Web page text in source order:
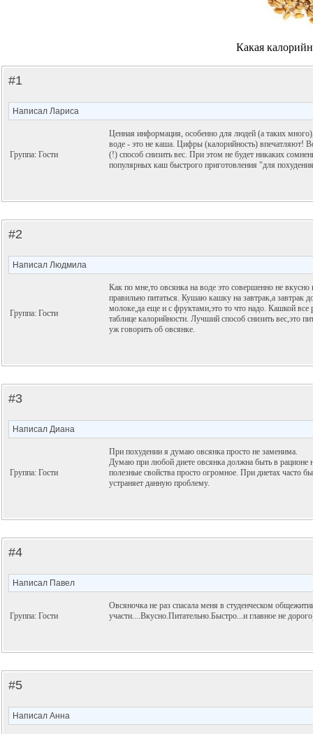
Какая
#1
Написал Лариса
Группа: Гости
Ценная информация, особенно для людей (а таких
воде - это не каша. Цифры (калорийность) впечатляют!
(!) способ снизить вес. При этом не будет никаких
популярных каш быстрого приготовления "для
#2
Написал Людмила
Группа: Гости
Как по мне,то овсянка на воде это совершенно не
правильно питаться. Кушаю кашку на завтрак,а завтрак
молоке,да еще и с фруктами,это то что надо. Кашкой все
таблице калорийности. Лучший способ снизить вес,это
уж говорить об овсянке.
#3
Написал Диана
Группа: Гости
При похудении я думаю овсянка просто не заменима.
Думаю при любой диете овсянка должна быть в рационе
полезные свойства просто огромное. При диетах часто
устраняет данную проблему.
#4
Написал Павел
Группа: Гости
Овсяночка не раз спасала меня в студенческом
участи....Вкусно.Питательно.Быстро...и главное не
#5
Написал Анна